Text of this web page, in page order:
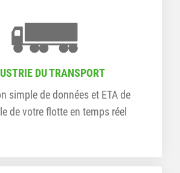
DU TRANSPORT
simple de données et ETA de
de votre flotte en temps réel